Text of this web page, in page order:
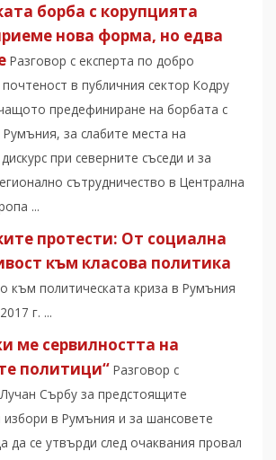
борба с корупцията
нова форма, но едва
Разговор с експерта по добро
в публичния сектор Кодру
предефиниране на борбата с
за слабите места на
при северните съседи и за
сътрудничество в Централна
...
протести: От социална
към класова политика
към политическата криза в Румъния
г. ...
ме сервилността на
политици“ Разговор с
Сърбу за предстоящите
избори в Румъния и за шансовете
да се утвърди след очаквания провал